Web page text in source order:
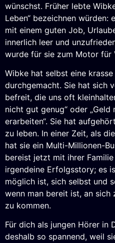
wünschst. Früher lebte
Leben“ bezeichnen würden:
mit einem guten Job,
innerlich leer und
wurde für sie zum Motor für
Wibke hat selbst eine
durchgemacht. Sie hat sich
befreit, die uns oft
nicht gut genug“ oder „Geld
erarbeiten“. Sie hat
zu leben. In einer Zeit, als
hat sie ein Multi-Millionen-
bereist jetzt mit ihrer
irgendeine Erfolgsstory; es
möglich ist, sich selbst und
wenn man bereit ist, an sich
zu kommen.
Für dich als jungen Hörer in
deshalb so spannend, weil